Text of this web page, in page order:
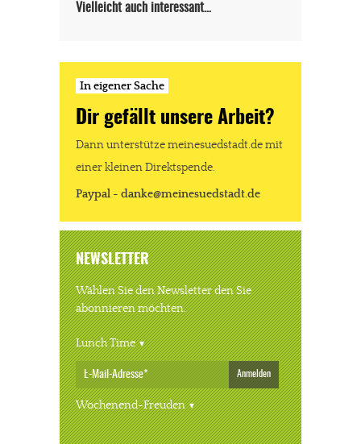
Vielleicht auch interessant…
In eigener Sache
Dir gefällt unsere Arbeit?
Dann unterstütze meinesuedstadt.de mit
einer kleinen Direktspende.
Paypal - danke@meinesuedstadt.de
NEWSLETTER
Wählen Sie den Newsletter den Sie
abonnieren möchten.
Lunch Time
Anmelden
Wochenend-Freuden